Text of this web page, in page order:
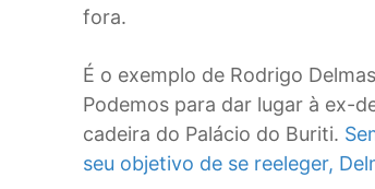
fora.
É o exemplo de Rodrigo
Podemos para dar lugar à ex-
cadeira do Palácio do Buriti.
seu objetivo de se reeleger,